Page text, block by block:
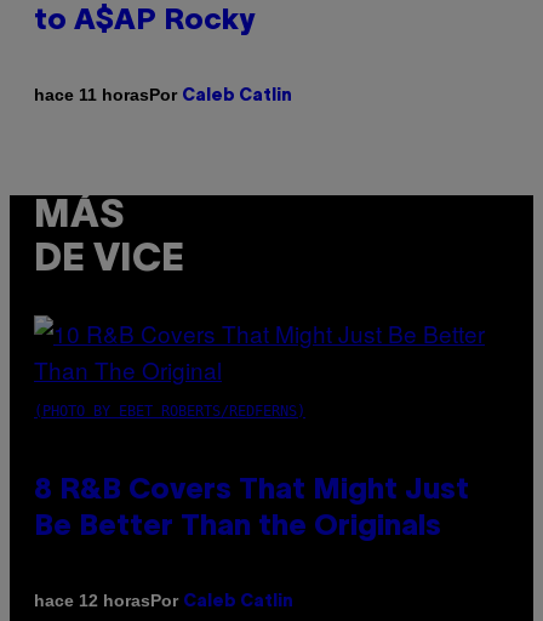
to A$AP Rocky
hace 11 horasPor Caleb Catlin
MÁS
DE VICE
(PHOTO BY EBET ROBERTS/REDFERNS)
8 R&B Covers That Might Just
Be Better Than the Originals
hace 12 horasPor Caleb Catlin